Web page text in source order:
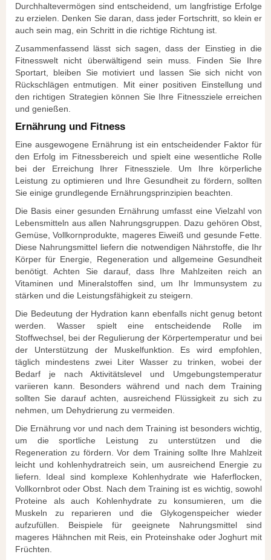
Durchhaltevermögen sind entscheidend, um langfristige Erfolge
zu erzielen. Denken Sie daran, dass jeder Fortschritt, so klein er
auch sein mag, ein Schritt in die richtige Richtung ist.
Zusammenfassend lässt sich sagen, dass der Einstieg in die
Fitnesswelt nicht überwältigend sein muss. Finden Sie Ihre
Sportart, bleiben Sie motiviert und lassen Sie sich nicht von
Rückschlägen entmutigen. Mit einer positiven Einstellung und
den richtigen Strategien können Sie Ihre Fitnessziele erreichen
und genießen.
Ernährung und Fitness
Eine ausgewogene Ernährung ist ein entscheidender Faktor für
den Erfolg im Fitnessbereich und spielt eine wesentliche Rolle
bei der Erreichung Ihrer Fitnessziele. Um Ihre körperliche
Leistung zu optimieren und Ihre Gesundheit zu fördern, sollten
Sie einige grundlegende Ernährungsprinzipien beachten.
Die Basis einer gesunden Ernährung umfasst eine Vielzahl von
Lebensmitteln aus allen Nahrungsgruppen. Dazu gehören Obst,
Gemüse, Vollkornprodukte, mageres Eiweiß und gesunde Fette.
Diese Nahrungsmittel liefern die notwendigen Nährstoffe, die Ihr
Körper für Energie, Regeneration und allgemeine Gesundheit
benötigt. Achten Sie darauf, dass Ihre Mahlzeiten reich an
Vitaminen und Mineralstoffen sind, um Ihr Immunsystem zu
stärken und die Leistungsfähigkeit zu steigern.
Die Bedeutung der Hydration kann ebenfalls nicht genug betont
werden. Wasser spielt eine entscheidende Rolle im
Stoffwechsel, bei der Regulierung der Körpertemperatur und bei
der Unterstützung der Muskelfunktion. Es wird empfohlen,
täglich mindestens zwei Liter Wasser zu trinken, wobei der
Bedarf je nach Aktivitätslevel und Umgebungstemperatur
variieren kann. Besonders während und nach dem Training
sollten Sie darauf achten, ausreichend Flüssigkeit zu sich zu
nehmen, um Dehydrierung zu vermeiden.
Die Ernährung vor und nach dem Training ist besonders wichtig,
um die sportliche Leistung zu unterstützen und die
Regeneration zu fördern. Vor dem Training sollte Ihre Mahlzeit
leicht und kohlenhydratreich sein, um ausreichend Energie zu
liefern. Ideal sind komplexe Kohlenhydrate wie Haferflocken,
Vollkornbrot oder Obst. Nach dem Training ist es wichtig, sowohl
Proteine als auch Kohlenhydrate zu konsumieren, um die
Muskeln zu reparieren und die Glykogenspeicher wieder
aufzufüllen. Beispiele für geeignete Nahrungsmittel sind
mageres Hähnchen mit Reis, ein Proteinshake oder Joghurt mit
Früchten.